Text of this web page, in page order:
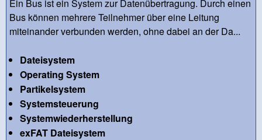
Ein Bus ist ein System zur Datenübertragung. Durch einen
Bus können mehrere Teilnehmer über eine Leitung
miteinander verbunden werden, ohne dabei an der Da...
Dateisystem
Operating System
Partikelsystem
Systemsteuerung
Systemwiederherstellung
exFAT Dateisystem